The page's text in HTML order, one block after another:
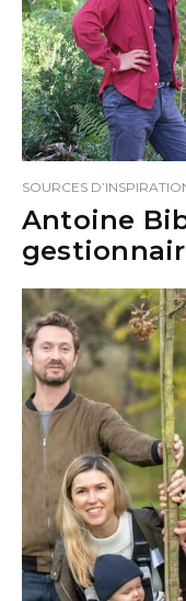
SOURCES
Antoine